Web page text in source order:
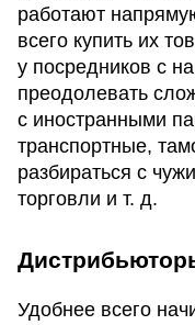
работают
всего купить их
у посредников с
преодолевать
с иностранными
транспортные,
разбираться с
торговли и т. д.
Удобнее всего